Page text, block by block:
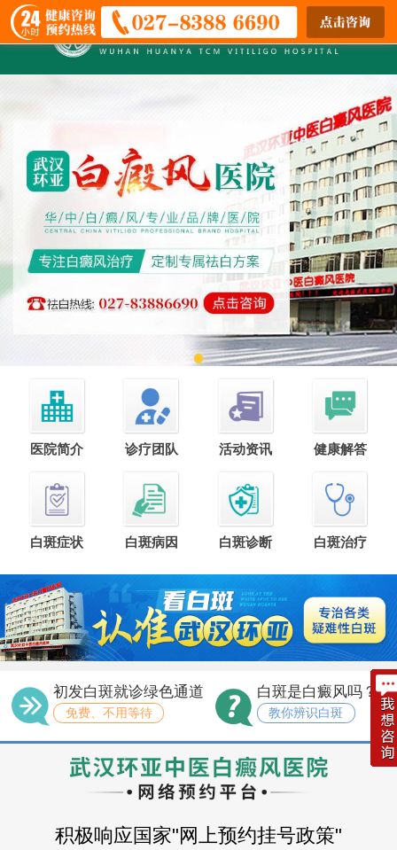
医院简介 诊疗团队 活动资讯 健康解答
白斑症状 白斑病因 白斑诊断 白斑治疗
初发白斑就诊绿色通道
免费、不用等待
白斑是白癜风吗？
教你辨识白斑
积极响应国家"网上预约挂号政策"